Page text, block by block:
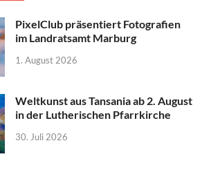
PixelClub präsentiert Fotografien
im Landratsamt Marburg
1. August 2026
Weltkunst aus Tansania ab 2. August
in der Lutherischen Pfarrkirche
30. Juli 2026